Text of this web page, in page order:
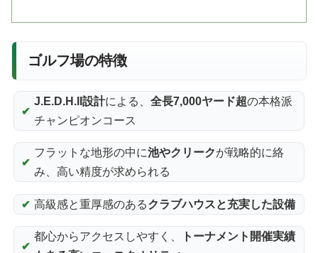
ゴルフ場の特徴
J.E.D.H.II設計による、全長7,000ヤード超の本格派
チャンピオンコース
フラットな地形の中に池やクリークが戦略的に絡
み、高い精度が求められる
高級感と重厚感のあるクラブハウスと充実した設備
都心からアクセスしやすく、
トーナメント開催実績